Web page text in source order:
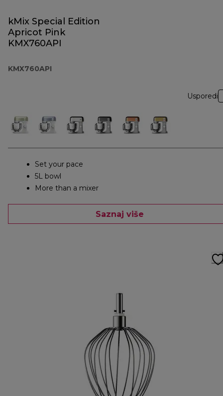
kMix Special Edition
Apricot Pink
KMX760API
KMX760API
Usporedi
Set your pace
5L bowl
More than a mixer
Saznaj više